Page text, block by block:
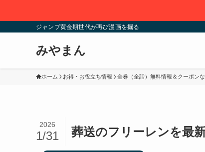
ジャンプ黄金期世代が再び漫画を掘る
みやまん
ホーム お得・お役立ち情報 全巻（全話）無料情報＆クーポン
葬送のフリーレンを最
2026
1/31